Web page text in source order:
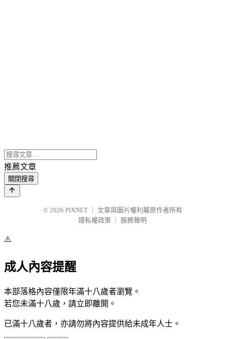
推薦文章
關閉搜尋
© 2026 PIXNET
文章與圖片權利屬原作者所有
隱私權政策
服務聲明
⚠️
成人內容提醒
本部落格內容僅限年滿十八歲者瀏覽。
若您未滿十八歲，請立即離開。
已滿十八歲者，亦請勿將內容提供給未成年人士。